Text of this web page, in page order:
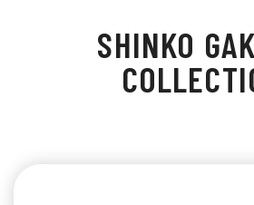
SHINKO